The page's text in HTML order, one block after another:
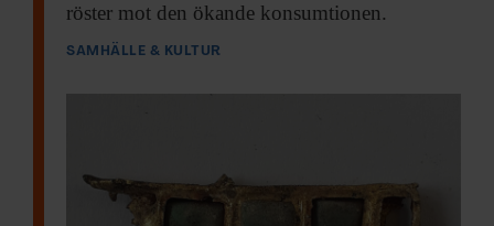
röster mot den ökande konsumtionen.
SAMHÄLLE & KULTUR